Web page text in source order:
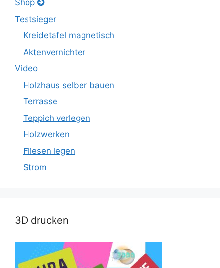
Shop
Testsieger
Kreidetafel magnetisch
Aktenvernichter
Video
Holzhaus selber bauen
Terrasse
Teppich verlegen
Holzwerken
Fliesen legen
Strom
3D drucken